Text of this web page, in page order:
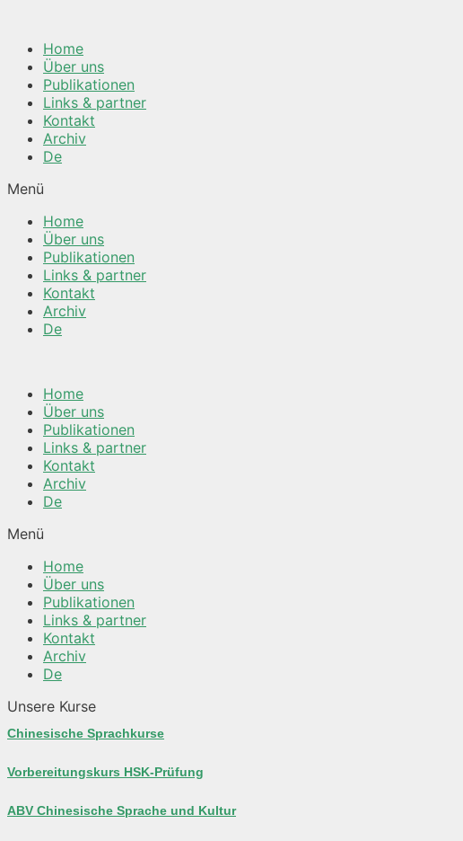
Inhalt Home
Über uns
Publikationen
Links & partner
Kontakt
Archiv
De
Menü
Home
Über uns
Publikationen
Links & partner
Kontakt
Archiv
De
Home
Über uns
Publikationen
Links & partner
Kontakt
Archiv
De
Menü
Home
Über uns
Publikationen
Links & partner
Kontakt
Archiv
De
Unsere Kurse
Chinesische Sprachkurse
Vorbereitungskurs HSK-Prüfung
ABV Chinesische Sprache und Kultur